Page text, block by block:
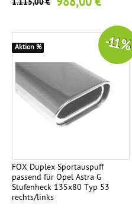
1.115,00 €
FOX Duplex Sportauspuff
passend für Opel Astra G
Stufenheck 135x80 Typ 53
rechts/links
-11 %
Aktion %